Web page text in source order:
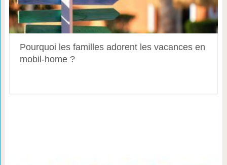
Pourquoi les familles adorent les vacances en
mobil-home ?